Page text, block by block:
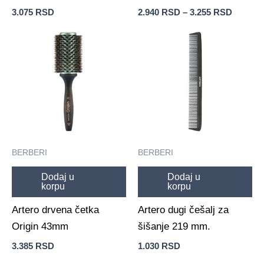
3.075 RSD 2.940 RSD – 3.255 RSD
BERBERI
Dodaj u
korpu
Artero drvena četka
Origin 43mm
3.385 RSD
BERBERI
Dodaj u
korpu
Artero dugi češalj za
šišanje 219 mm.
1.030 RSD